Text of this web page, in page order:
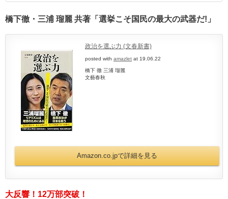
橋下徹・三浦 瑠麗 共著「選挙こそ国民の最大の武器だ!」
政治を選ぶ力 (文春新書)
posted with amazlet at 19.06.22
橋下 徹 三浦 瑠麗
文藝春秋
Amazon.co.jpで詳細を見る
大反響！12万部突破！